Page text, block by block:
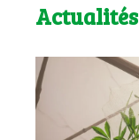
Actualités